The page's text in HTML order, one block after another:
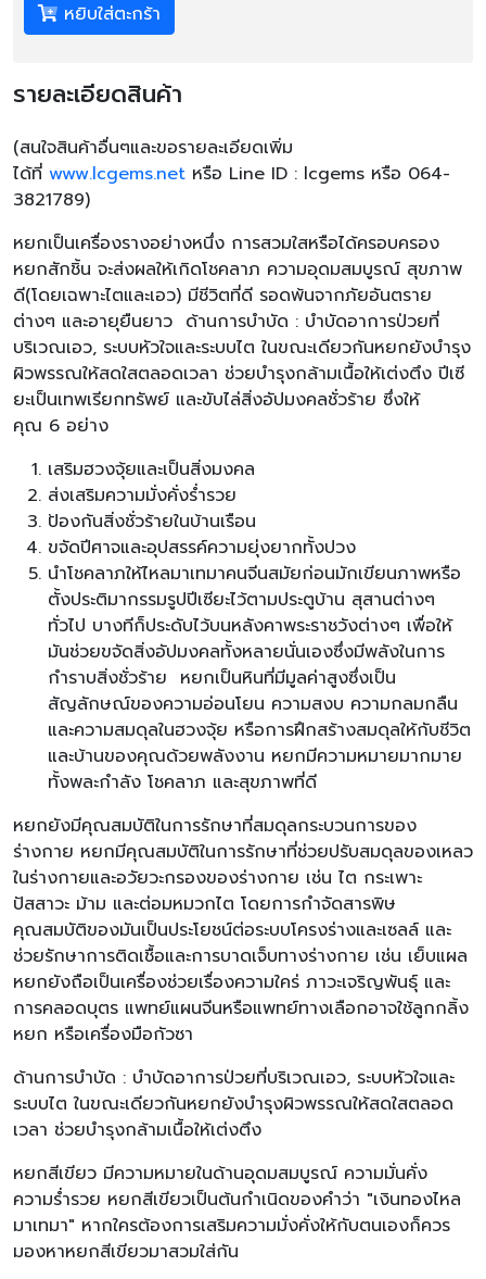
หยิบใส่ตะกร้า
รายละเอียดสินค้า
(สนใจสินค้าอื่นๆและขอรายละเอียดเพิ่ม
ได้ที่ www.lcgems.net หรือ Line ID : lcgems หรือ 064-
3821789)
หยกเป็นเครื่องรางอย่างหนึ่ง การสวมใสหรือได้ครอบครอง
หยกสักชิ้น จะส่งผลให้เกิดโชคลาภ ความอุดมสมบูรณ์ สุขภาพ
ดี(โดยเฉพาะไตและเอว) มีชีวิตที่ดี รอดพ้นจากภัยอันตราย
ต่างๆ และอายุยืนยาว ด้านการบำบัด : บำบัดอาการป่วยที่
บริเวณเอว, ระบบหัวใจและระบบไต ในขณะเดียวกันหยกยังบำรุง
ผิวพรรณให้สดใสตลอดเวลา ช่วยบำรุงกล้ามเนื้อให้เต่งตึง ปีเซี
ยะเป็นเทพเรียกทรัพย์ และขับไล่สิ่งอัปมงคลชั่วร้าย ซึ่งให้
คุณ 6 อย่าง
เสริมฮวงจุ้ยและเป็นสิ่งมงคล
ส่งเสริมความมั่งคั่งร่ำรวย
ป้องกันสิ่งชั่วร้ายในบ้านเรือน
ขจัดปีศาจและอุปสรรค์ความยุ่งยากทั้งปวง
นำโชคลาภให้ไหลมาเทมาคนจีนสมัยก่อนมักเขียนภาพหรือ
ตั้งประติมากรรมรูปปีเซียะไว้ตามประตูบ้าน สุสานต่างๆ
ทั่วไป บางทีก็ประดับไว้บนหลังคาพระราชวังต่างๆ เพื่อให้
มันช่วยขจัดสิ่งอัปมงคลทั้งหลายนั่นเองซึ่งมีพลังในการ
กำราบสิ่งชั่วร้าย หยกเป็นหินที่มีมูลค่าสูงซึ่งเป็น
สัญลักษณ์ของความอ่อนโยน ความสงบ ความกลมกลืน
และความสมดุลในฮวงจุ้ย หรือการฝึกสร้างสมดุลให้กับชีวิต
และบ้านของคุณด้วยพลังงาน หยกมีความหมายมากมาย
ทั้งพละกำลัง โชคลาภ และสุขภาพที่ดี
หยกยังมีคุณสมบัติในการรักษาที่สมดุลกระบวนการของ
ร่างกาย หยกมีคุณสมบัติในการรักษาที่ช่วยปรับสมดุลของเหลว
ในร่างกายและอวัยวะกรองของร่างกาย เช่น ไต กระเพาะ
ปัสสาวะ ม้าม และต่อมหมวกไต โดยการกำจัดสารพิษ
คุณสมบัติของมันเป็นประโยชน์ต่อระบบโครงร่างและเซลล์ และ
ช่วยรักษาการติดเชื้อและการบาดเจ็บทางร่างกาย เช่น เย็บแผล
หยกยังถือเป็นเครื่องช่วยเรื่องความใคร่ ภาวะเจริญพันธุ์ และ
การคลอดบุตร แพทย์แผนจีนหรือแพทย์ทางเลือกอาจใช้ลูกกลิ้ง
หยก หรือเครื่องมือกัวซา
ด้านการบำบัด : บำบัดอาการป่วยที่บริเวณเอว, ระบบหัวใจและ
ระบบไต ในขณะเดียวกันหยกยังบำรุงผิวพรรณให้สดใสตลอด
เวลา ช่วยบำรุงกล้ามเนื้อให้เต่งตึง
หยกสีเขียว มีความหมายในด้านอุดมสมบูรณ์ ความมั่นคั่ง
ความร่ำรวย หยกสีเขียวเป็นต้นกำเนิดของคำว่า "เงินทองไหล
มาเทมา" หากใครต้องการเสริมความมั่งคั่งให้กับตนเองก็ควร
มองหาหยกสีเขียวมาสวมใส่กัน